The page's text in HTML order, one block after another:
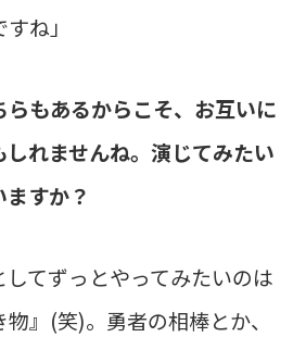
ね」
らもあるからこそ、お互いに
れませんね。演じてみたい
すか？
してずっとやってみたいのは
物』(笑)。勇者の相棒とか、